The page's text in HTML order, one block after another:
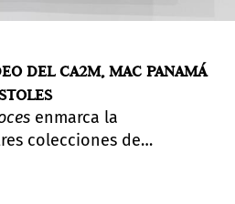
DEL CA2M, MAC PANAMÁ
enmarca la
colecciones de